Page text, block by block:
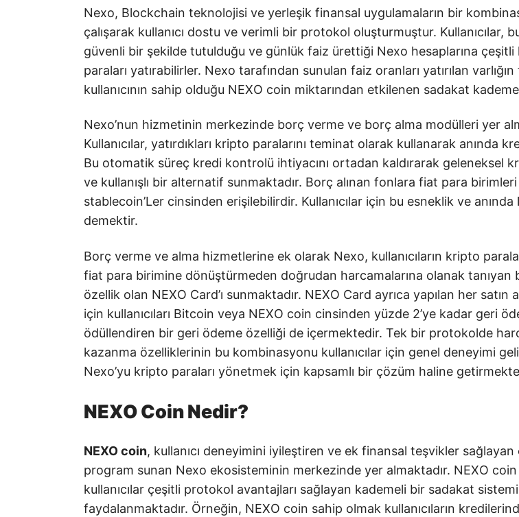
Nexo, Blockchain teknolojisi ve yerleşik finansal uygulamaların bir
çalışarak kullanıcı dostu ve verimli bir protokol oluşturmuştur. Kullanıcılar,
güvenli bir şekilde tutulduğu ve günlük faiz ürettiği Nexo hesaplarına çeşitli
paraları yatırabilirler. Nexo tarafından sunulan faiz oranları yatırılan
kullanıcının sahip olduğu NEXO coin miktarından etkilenen sadakat
Nexo’nun hizmetinin merkezinde borç verme ve borç alma modülleri yer
Kullanıcılar, yatırdıkları kripto paralarını teminat olarak kullanarak anında
Bu otomatik süreç kredi kontrolü ihtiyacını ortadan kaldırarak geleneksel
ve kullanışlı bir alternatif sunmaktadır. Borç alınan fonlara fiat para
stablecoin’Ler cinsinden erişilebilirdir. Kullanıcılar için bu esneklik ve
demektir.
Borç verme ve alma hizmetlerine ek olarak Nexo, kullanıcıların kripto
fiat para birimine dönüştürmeden doğrudan harcamalarına olanak tanıyan
özellik olan NEXO Card’ı sunmaktadır. NEXO Card ayrıca yapılan her satın
için kullanıcıları Bitcoin veya NEXO coin cinsinden yüzde 2’ye kadar geri
ödüllendiren bir geri ödeme özelliği de içermektedir. Tek bir protokolde
kazanma özelliklerinin bu kombinasyonu kullanıcılar için genel deneyimi
Nexo’yu kripto paraları yönetmek için kapsamlı bir çözüm haline
NEXO Coin Nedir?
NEXO coin, kullanıcı deneyimini iyileştiren ve ek finansal teşvikler sağlayan
program sunan Nexo ekosisteminin merkezinde yer almaktadır. NEXO
kullanıcılar çeşitli protokol avantajları sağlayan kademeli bir sadakat
faydalanmaktadır. Örneğin, NEXO coin sahip olmak kullanıcıların